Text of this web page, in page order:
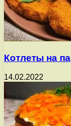
Котлеты на
14.02.2022